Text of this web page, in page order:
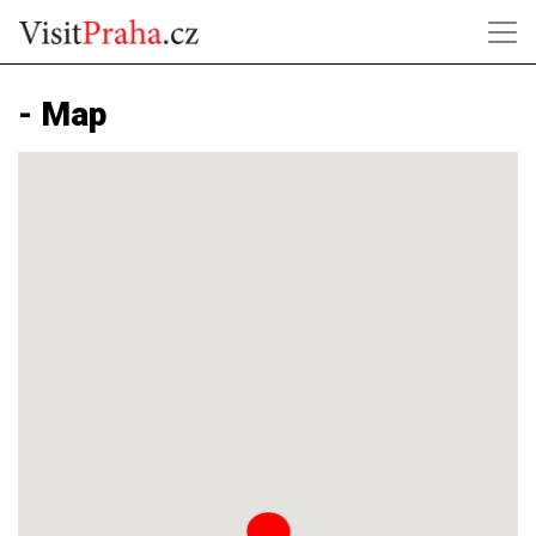
- Map